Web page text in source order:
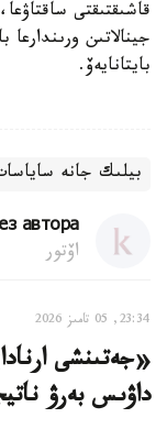
قاشىقتىقتى
جينالاتىن
بايتانايەۆ.
بيلىك جانە
автора
اۆتور
23:34, 05 تامىز 2026
«جەتىنشى
داۋىس بەرۋ